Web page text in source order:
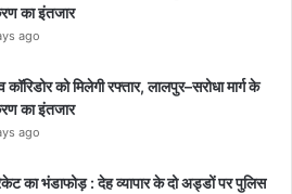
का इंतजार
ago
कॉरिडोर को मिलेगी रफ्तार, लालपुर–सरोधा मार्ग के
का इंतजार
ago
का भंडाफोड़ : देह व्यापार के दो अड्डों पर पुलिस